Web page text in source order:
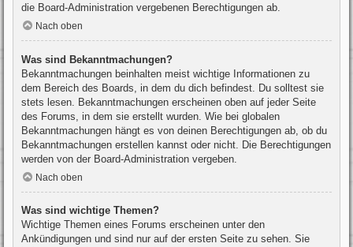
die Board-Administration vergebenen Berechtigungen ab.
Nach oben
Was sind Bekanntmachungen?
Bekanntmachungen beinhalten meist wichtige Informationen zu
dem Bereich des Boards, in dem du dich befindest. Du solltest sie
stets lesen. Bekanntmachungen erscheinen oben auf jeder Seite
des Forums, in dem sie erstellt wurden. Wie bei globalen
Bekanntmachungen hängt es von deinen Berechtigungen ab, ob du
Bekanntmachungen erstellen kannst oder nicht. Die Berechtigungen
werden von der Board-Administration vergeben.
Nach oben
Was sind wichtige Themen?
Wichtige Themen eines Forums erscheinen unter den
Ankündigungen und sind nur auf der ersten Seite zu sehen. Sie